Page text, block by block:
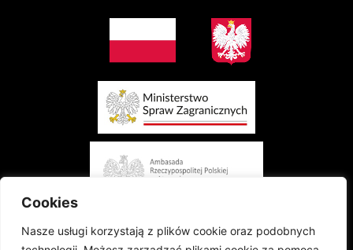
Cookies
Nasze usługi korzystają z plików cookie oraz podobnych